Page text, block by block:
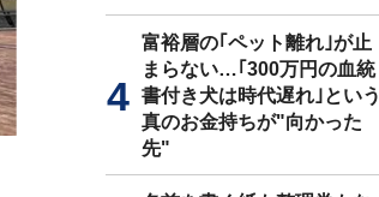
富裕層の｢ペット離れ｣が止
まらない…｢300万円の血統
書付き犬は時代遅れ｣という
真のお金持ちが"向かった
先"